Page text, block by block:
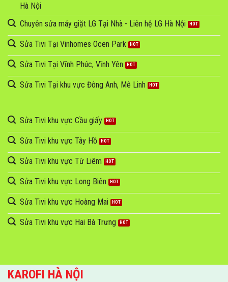
Hà Nội
Chuyên sửa máy giặt LG Tại Nhà - Liên hệ LG Hà Nội
Sửa Tivi Tại Vinhomes Ocen Park
Sửa Tivi Tại Vĩnh Phúc, Vĩnh Yên
Sửa Tivi Tại khu vực Đông Anh, Mê Linh
Sửa Tivi khu vực Cầu giấy
Sửa Tivi khu vực Tây Hồ
Sửa Tivi khu vực Từ Liêm
Sửa Tivi khu vực Long Biên
Sửa Tivi khu vực Hoàng Mai
Sửa Tivi khu vực Hai Bà Trưng
KAROFI HÀ NỘI